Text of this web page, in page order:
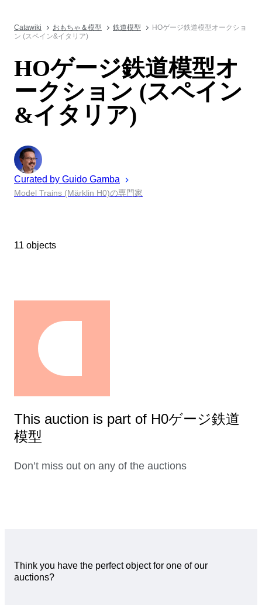
Catawiki おもちゃ＆模型 鉄道模型
HOゲージ鉄道模型オークショ
ン (スペイン&イタリア)
HOゲージ鉄道模型オ
ークション (スペイン
&イタリア)
Curated by Guido Gamba
Model Trains (Märklin H0)の専門家
11 objects
This auction is part of H0ゲージ鉄道
模型
Don’t miss out on any of the auctions
Think you have the perfect object for one of our
auctions?